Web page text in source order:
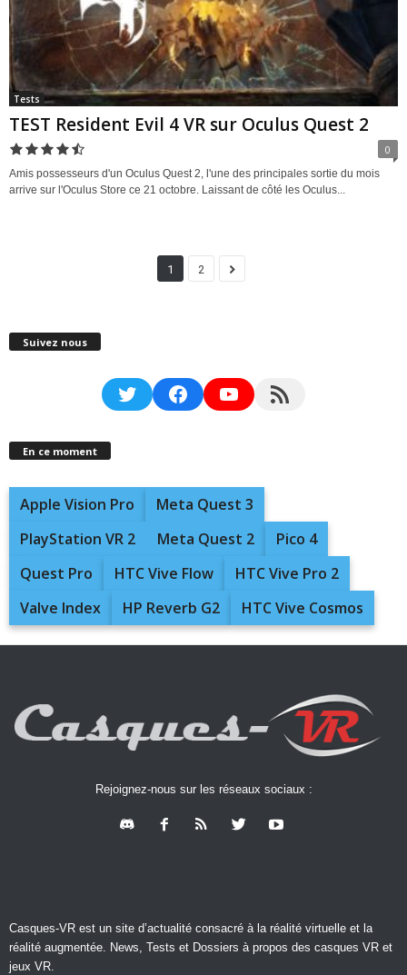
Tests
TEST Resident Evil 4 VR sur Oculus Quest 2
0
Amis possesseurs d'un Oculus Quest 2, l'une des principales sortie du mois
arrive sur l'Oculus Store ce 21 octobre. Laissant de côté les Oculus...
1 2
Suivez nous
TwitterFacebookYouTubeRSS Feed
En ce moment
Apple Vision Pro
Meta Quest 3
PlayStation VR 2
Meta Quest 2
Pico 4
Quest Pro
HTC Vive Flow
HTC Vive Pro 2
Valve Index
HP Reverb G2 HTC Vive Cosmos
Rejoignez-nous sur les réseaux sociaux :
Casques-VR est un site d’actualité consacré à la réalité virtuelle et la
réalité augmentée. News, Tests et Dossiers à propos des casques VR et
jeux VR.